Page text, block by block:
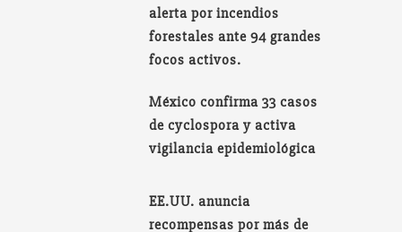
alerta por incendios
forestales ante 94 grandes
focos activos.
México confirma 33 casos
de cyclospora y activa
vigilancia epidemiológica
EE.UU. anuncia
recompensas por más de